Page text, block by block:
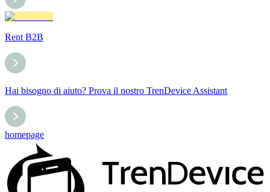
Rent B2B
Hai bisogno di aiuto? Prova il nostro TrenDevice Assistant
homepage